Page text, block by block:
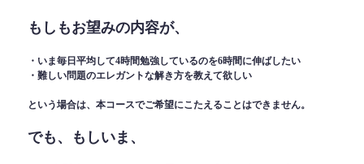
もしもお望みの内容が、
・いま毎日平均して4時間勉強しているのを6時間に伸ばしたい
・難しい問題のエレガントな解き方を教えて欲しい
という場合は、本コースでご希望にこたえることはできません。
でも、もしいま、